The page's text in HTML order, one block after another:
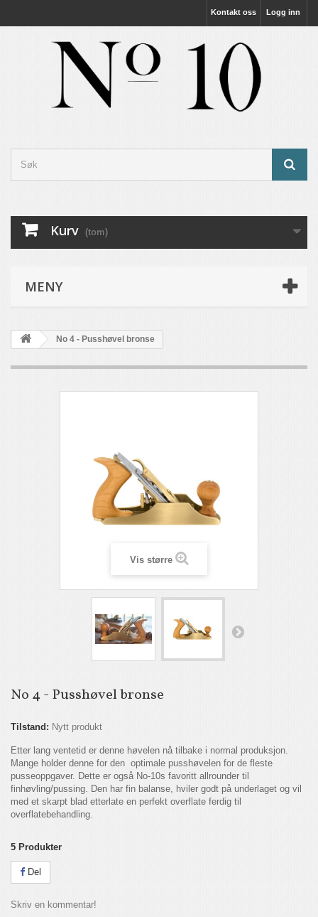
Logg inn
Kontakt oss
Kurv (tom)
MENY
No 4 - Pusshøvel bronse
Vis større
No 4 - Pusshøvel bronse
Tilstand: Nytt produkt
Etter lang ventetid er denne høvelen nå tilbake i normal produksjon.
Mange holder denne for den optimale pusshøvelen for de fleste
pusseoppgaver. Dette er også No-10s favoritt allrounder til
finhøvling/pussing. Den har fin balanse, hviler godt på underlaget og vil
med et skarpt blad etterlate en perfekt overflate ferdig til
overflatebehandling.
5 Produkter
Del
Skriv en kommentar!